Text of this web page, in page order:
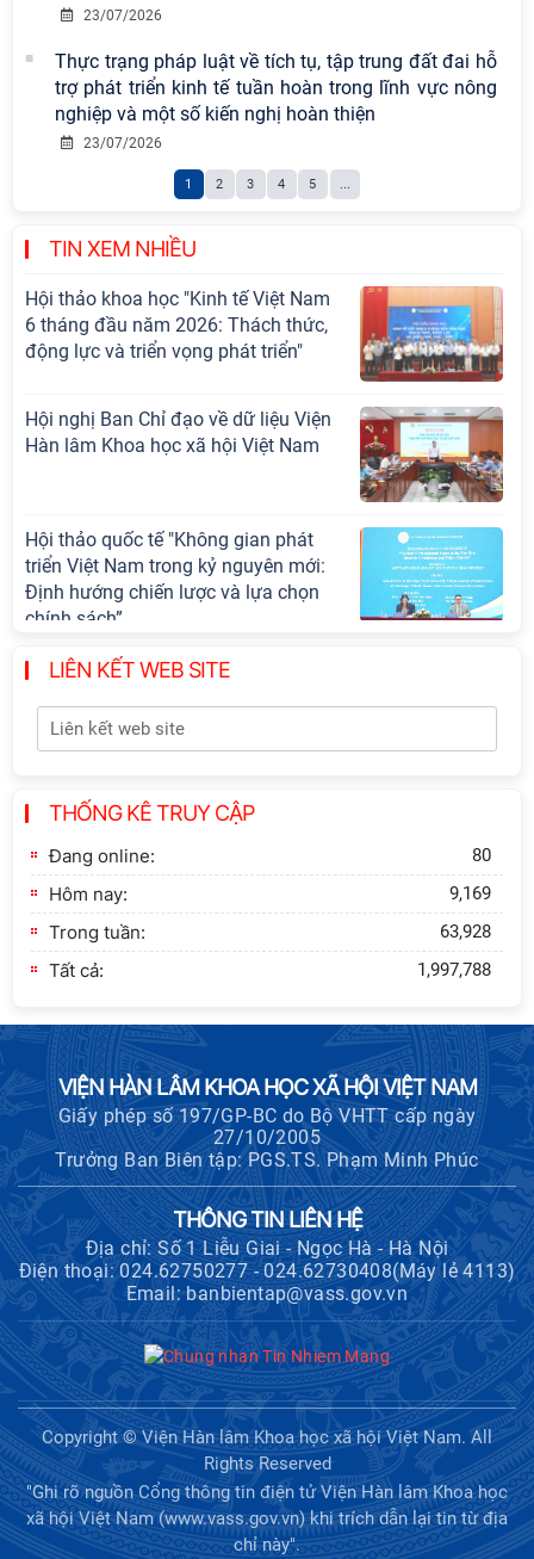
23/07/2026
Thực trạng pháp luật về tích tụ, tập trung đất đai hỗ
trợ phát triển kinh tế tuần hoàn trong lĩnh vực nông
nghiệp và một số kiến nghị hoàn thiện
23/07/2026
1 2 3 4 5 ...
TIN XEM NHIỀU
những kinh nghiệm quan trọng của
Cộng sản Việt Nam trong lãnh đạo
sự nghiệp xây dựng chủ nghĩa xã hội
Hội nghị Lãnh đạo Viện Hàn lâm
Khoa học xã hội Việt Nam làm việc
với Ban Chủ nhiệm các Chương trình
cấp Bộ
Hội thảo khoa học "Kinh tế Việt Nam
6 tháng đầu năm 2026: Thách thức,
động lực và triển vọng phát triển"
Hội nghị Ban Chỉ đạo về dữ liệu Viện
Hàn lâm Khoa học xã hội Việt Nam
Hội thảo quốc tế "Không gian phát
triển Việt Nam trong kỷ nguyên mới:
Định hướng chiến lược và lựa chọn
chính sách”
Khai quật công trường khai thác đá
Tôn
sinh đào tạo trình độ tiến sĩ đợt 1
LIÊN KẾT WEB SITE
THỐNG KÊ TRUY CẬP
Đang online: 80
Hôm nay: 9,169
Trong tuần: 63,928
Tất cả: 1,997,788
VIỆN HÀN LÂM KHOA HỌC XÃ HỘI VIỆT NAM
Giấy phép số 197/GP-BC do Bộ VHTT cấp ngày
27/10/2005
Trưởng Ban Biên tập: PGS.TS. Phạm Minh Phúc
THÔNG TIN LIÊN HỆ
Địa chỉ: Số 1 Liễu Giai - Ngọc Hà - Hà Nội
Điện thoại: 024.62750277 - 024.62730408(Máy lẻ 4113)
Email: banbientap@vass.gov.vn
Copyright © Viện Hàn lâm Khoa học xã hội Việt Nam. All
Rights Reserved
"Ghi rõ nguồn Cổng thông tin điện tử Viện Hàn lâm Khoa học
xã hội Việt Nam (www.vass.gov.vn) khi trích dẫn lại tin từ địa
chỉ này".